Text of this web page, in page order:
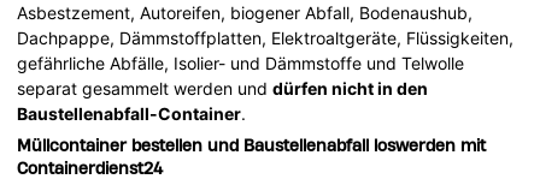
Asbestzement, Autoreifen, biogener Abfall, Bodenaushub,
Dachpappe, Dämmstoffplatten, Elektroaltgeräte, Flüssigkeiten,
gefährliche Abfälle, Isolier- und Dämmstoffe und Telwolle
separat gesammelt werden unddürfen nicht in den
Baustellenabfall-Container.
Müllcontainer bestellen und Baustellenabfall loswerden mit
Containerdienst24